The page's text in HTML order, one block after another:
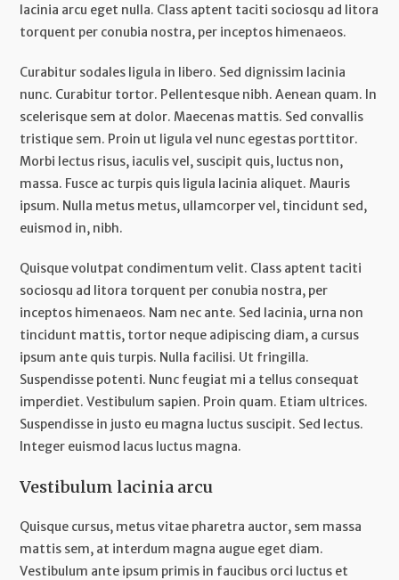
lacinia arcu eget nulla. Class aptent taciti sociosqu ad litora
torquent per conubia nostra, per inceptos himenaeos.
Curabitur sodales ligula in libero. Sed dignissim lacinia
nunc. Curabitur tortor. Pellentesque nibh. Aenean quam. In
scelerisque sem at dolor. Maecenas mattis. Sed convallis
tristique sem. Proin ut ligula vel nunc egestas porttitor.
Morbi lectus risus, iaculis vel, suscipit quis, luctus non,
massa. Fusce ac turpis quis ligula lacinia aliquet. Mauris
ipsum. Nulla metus metus, ullamcorper vel, tincidunt sed,
euismod in, nibh.
Quisque volutpat condimentum velit. Class aptent taciti
sociosqu ad litora torquent per conubia nostra, per
inceptos himenaeos. Nam nec ante. Sed lacinia, urna non
tincidunt mattis, tortor neque adipiscing diam, a cursus
ipsum ante quis turpis. Nulla facilisi. Ut fringilla.
Suspendisse potenti. Nunc feugiat mi a tellus consequat
imperdiet. Vestibulum sapien. Proin quam. Etiam ultrices.
Suspendisse in justo eu magna luctus suscipit. Sed lectus.
Integer euismod lacus luctus magna.
Vestibulum lacinia arcu
Quisque cursus, metus vitae pharetra auctor, sem massa
mattis sem, at interdum magna augue eget diam.
Vestibulum ante ipsum primis in faucibus orci luctus et